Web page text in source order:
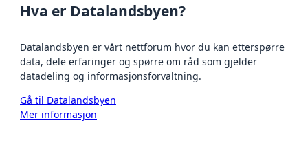
Hva er Datalandsbyen?
Datalandsbyen er vårt nettforum hvor du kan etterspørre
data, dele erfaringer og spørre om råd som gjelder
datadeling og informasjonsforvaltning.
Gå til Datalandsbyen
Mer informasjon